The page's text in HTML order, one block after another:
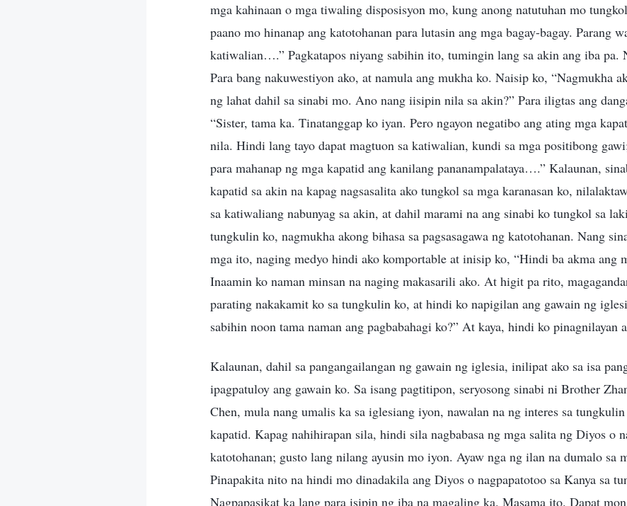
mga kahinaan o mga tiwaling disposisyon mo, kung anong natutuhan mo
paano mo hinanap ang katotohanan para lutasin ang mga bagay-bagay. Parang
katiwalian….” Pagkatapos niyang sabihin ito, tumingin lang sa akin ang iba pa.
Para bang nakuwestiyon ako, at namula ang mukha ko. Naisip ko, “Nagmukha
ng lahat dahil sa sinabi mo. Ano nang iisipin nila sa akin?” Para iligtas ang
“Sister, tama ka. Tinatanggap ko iyan. Pero ngayon negatibo ang ating mga
nila. Hindi lang tayo dapat magtuon sa katiwalian, kundi sa mga positibong
para mahanap ng mga kapatid ang kanilang pananampalataya….” Kalaunan,
kapatid sa akin na kapag nagsasalita ako tungkol sa mga karanasan ko,
sa katiwaliang nabunyag sa akin, at dahil marami na ang sinabi ko tungkol sa
tungkulin ko, nagmukha akong bihasa sa pagsasagawa ng katotohanan. Nang
mga ito, naging medyo hindi ako komportable at inisip ko, “Hindi ba akma ang
Inaamin ko naman minsan na naging makasarili ako. At higit pa rito,
parating nakakamit ko sa tungkulin ko, at hindi ko napigilan ang gawain ng
sabihin noon tama naman ang pagbabahagi ko?” At kaya, hindi ko pinagnilayan
Kalaunan, dahil sa pangangailangan ng gawain ng iglesia, inilipat ako sa isa
ipagpatuloy ang gawain ko. Sa isang pagtitipon, seryosong sinabi ni Brother
Chen, mula nang umalis ka sa iglesiang iyon, nawalan na ng interes sa
kapatid. Kapag nahihirapan sila, hindi sila nagbabasa ng mga salita ng Diyos o
katotohanan; gusto lang nilang ayusin mo iyon. Ayaw nga ng ilan na dumalo sa
Pinapakita nito na hindi mo dinadakila ang Diyos o nagpapatotoo sa Kanya sa
Nagpapasikat ka lang para isipin ng iba na magaling ka. Masama ito. Dapat